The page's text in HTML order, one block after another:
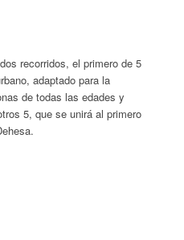
recorridos, el primero de 5
adaptado para la
de todas las edades y
5, que se unirá al primero